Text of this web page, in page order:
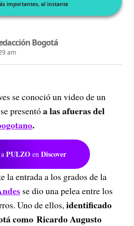
importantes, al instante
Bogotá
am
se conoció un video de un
presentóa las afueras del
.
PULZO en Discover
la entrada a los grados de la
se dio una pelea entre los
Uno de ellos,identificado
como Ricardo Augusto